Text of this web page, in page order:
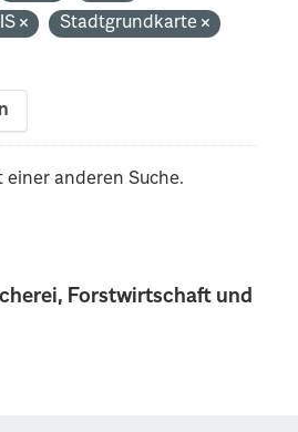
Forstwirtschaft und
Stadtgrundkarte
einer anderen Suche.